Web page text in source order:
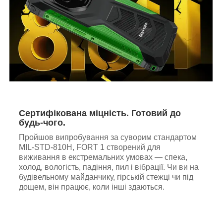
Сертифікована міцність. Готовий до
будь-чого.
Пройшов випробування за суворим стандартом
MIL-STD-810H, FORT 1 створений для
виживання в екстремальних умовах — спека,
холод, вологість, падіння, пил і вібрації. Чи ви на
будівельному майданчику, гірській стежці чи під
дощем, він працює, коли інші здаються.